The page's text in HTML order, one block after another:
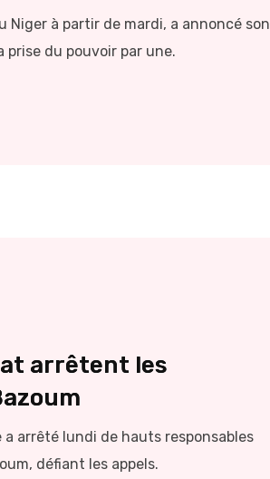
à partir de mardi, a annoncé son
du pouvoir par une.
arrêtent les
arrêté lundi de hauts responsables
défiant les appels.